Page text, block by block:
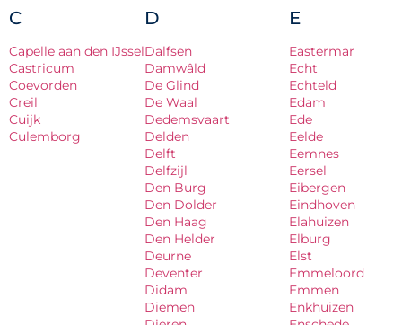
C
Capelle aan den IJssel
Castricum
Coevorden
Creil
Cuijk
Culemborg
D
Dalfsen
Damwâld
De Glind
De Waal
Dedemsvaart
Delden
Delft
Delfzijl
Den Burg
Den Dolder
Den Haag
Den Helder
Deurne
Deventer
Didam
Diemen
E
Eastermar
Echt
Echteld
Edam
Ede
Eelde
Eemnes
Eersel
Eibergen
Eindhoven
Elahuizen
Elburg
Elst
Emmeloord
Emmen
Enkhuizen